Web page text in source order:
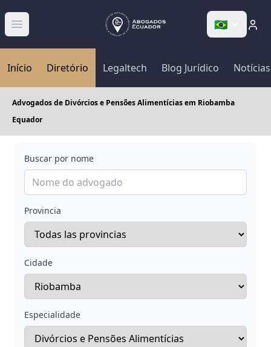
Abrir menú 🇧🇷
Início Diretório Legaltech Blog Jurídico Notícias
Advogados de Divórcios e Pensões Alimentícias em Riobamba
Equador
Buscar por nome
Provincia
Cidade
Especialidade